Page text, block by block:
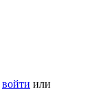
войти или